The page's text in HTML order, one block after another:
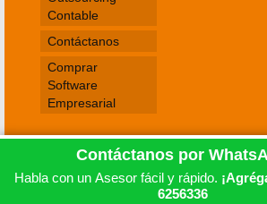
Contable
Contáctanos
Comprar
Software
Empresarial
Política de uso de información y datos personales
Contáctanos por
Habla con un Asesor fácil y rápido.
6256336